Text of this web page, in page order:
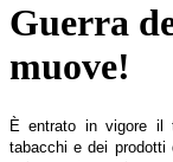
Guerra
muove!
È entrato in vigore il
tabacchi e dei prodotti